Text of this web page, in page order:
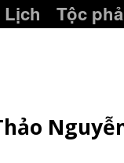
Lịch Tộc phả